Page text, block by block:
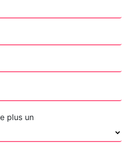
plus un